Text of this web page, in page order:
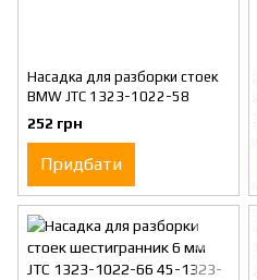
Насадка для разборки стоек
BMW JTC 1323-1022-58
252 грн
Придбати